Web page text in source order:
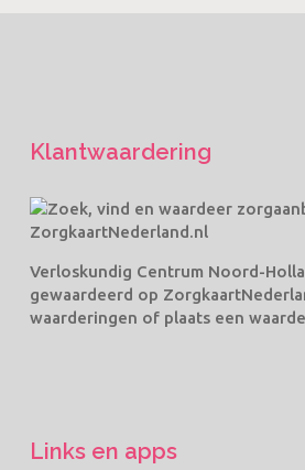
Klantwaardering
Verloskundig Centrum Noord-
gewaardeerd op
waarderingen of plaats een
Links en apps